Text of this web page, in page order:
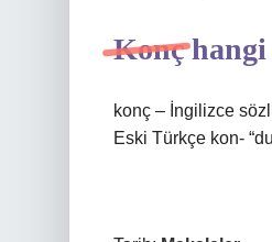
Konç
konç – İngilizce
Eski Türkçe kon-